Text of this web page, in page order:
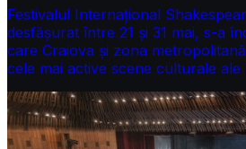
Festivalul Internațional
desfășurat între 21 și 31 mai, s-a
care Craiova și zona
cele mai active scene culturale ale